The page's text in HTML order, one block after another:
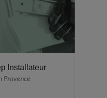
Installateur
Provence